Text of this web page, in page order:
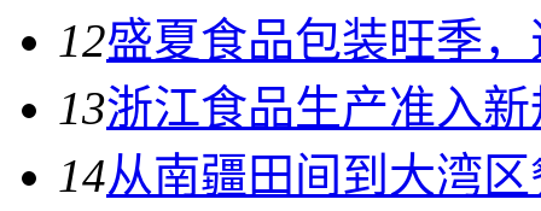
12盛夏食品包装旺季
13浙江食品生产准入新
14从南疆田间到大湾